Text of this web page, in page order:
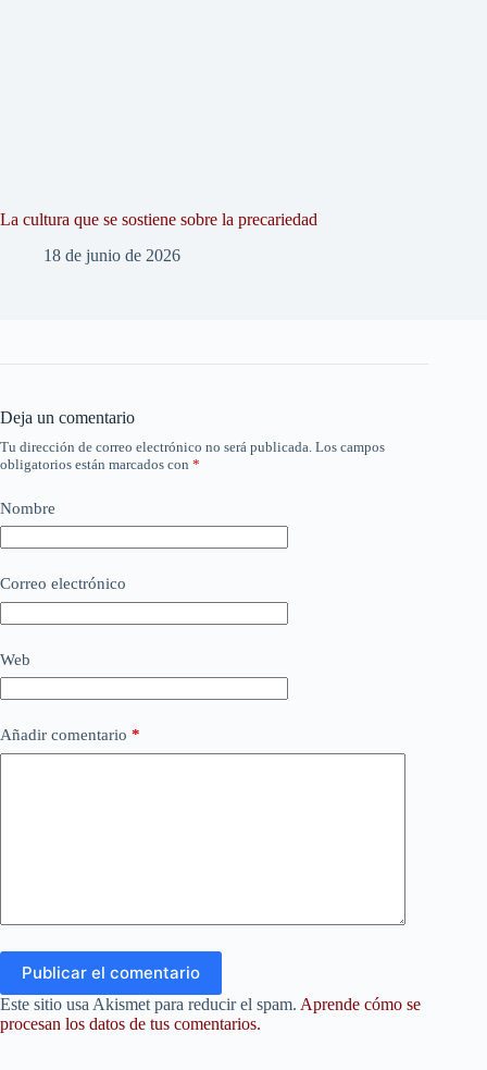
La cultura que se sostiene sobre la precariedad
18 de junio de 2026
Deja un comentario
Tu dirección de correo electrónico no será publicada. Los campos
obligatorios están marcados con *
Nombre
Correo electrónico
Web
Añadir comentario *
Publicar el comentario
Este sitio usa Akismet para reducir el spam. Aprende cómo se
procesan los datos de tus comentarios.